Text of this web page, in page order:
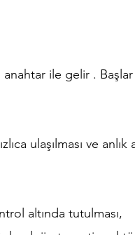
anahtar ile gelir . Başlar
ulaşılması ve anlık
altında tutulması,